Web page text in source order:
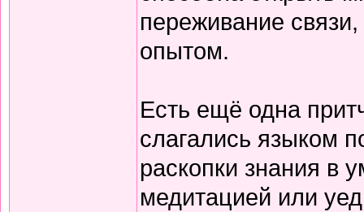
переживание связи,
опытом.
Есть ещё одна
слагались языком
раскопки знания в
медитацией или